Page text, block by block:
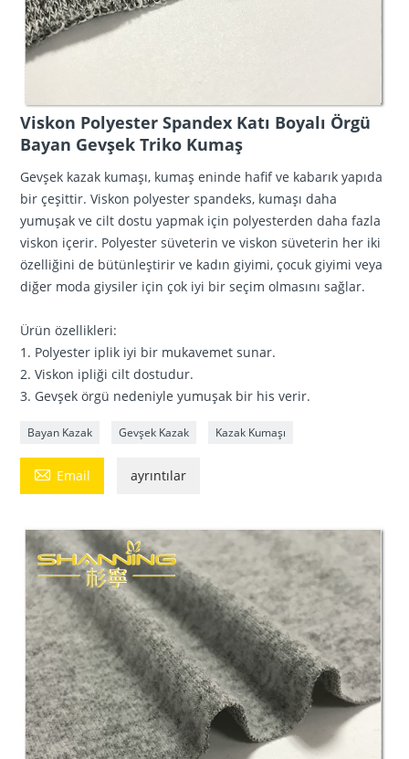
Viskon Polyester Spandex Katı Boyalı Örgü
Bayan Gevşek Triko Kumaş
Gevşek kazak kumaşı, kumaş eninde hafif ve kabarık yapıda
bir çeşittir. Viskon polyester spandeks, kumaşı daha
yumuşak ve cilt dostu yapmak için polyesterden daha fazla
viskon içerir. Polyester süveterin ve viskon süveterin her iki
özelliğini de bütünleştirir ve kadın giyimi, çocuk giyimi veya
diğer moda giysiler için çok iyi bir seçim olmasını sağlar.
Ürün özellikleri:
1. Polyester iplik iyi bir mukavemet sunar.
2. Viskon ipliği cilt dostudur.
3. Gevşek örgü nedeniyle yumuşak bir his verir.
Bayan Kazak Gevşek Kazak Kazak Kumaşı
 Email ayrıntılar